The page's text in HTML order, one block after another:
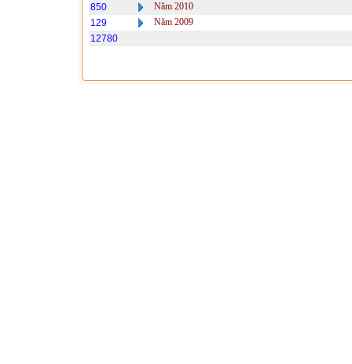
850
Năm 2010
129
Năm 2009
12780